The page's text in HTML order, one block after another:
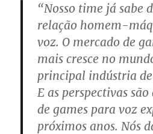
“Nosso time já sabe
relação homem-
voz. O mercado de
mais cresce no
principal indústria
E as perspectivas
de games para voz
próximos anos. Nós